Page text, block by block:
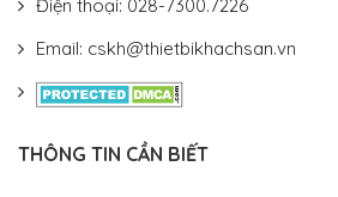
Điện thoại: 028-7300.7226
Email: cskh@thietbikhachsan.vn
THÔNG TIN CẦN BIẾT